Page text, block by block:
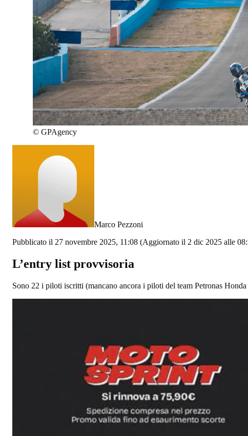
© GPAgency
Marco Pezzoni
Pubblicato il 27 novembre 2025, 11:08 (Aggiornato il 2 dic 2025 alle
L’entry list provvisoria
Sono 22 i piloti iscritti (mancano ancora i piloti del team Petronas